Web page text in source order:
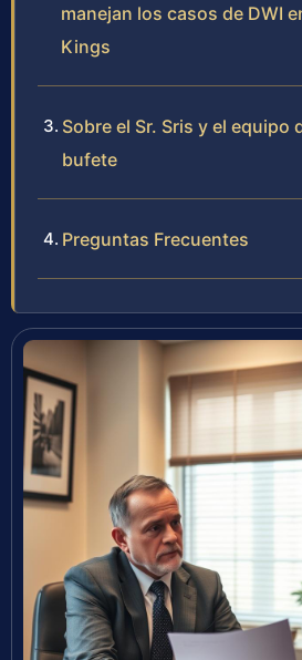
manejan los casos de DWI
Kings
Sobre el Sr. Sris y el equipo
bufete
Preguntas Frecuentes